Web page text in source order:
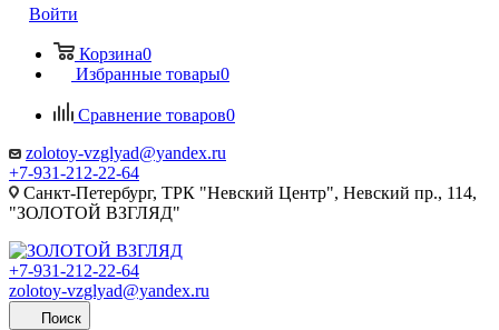
Войти
Корзина0
Избранные товары0
Сравнение товаров0
zolotoy-vzglyad@yandex.ru
+7-931-212-22-64
Санкт-Петербург, ТРК "Невский Центр", Невский пр., 114,
"ЗОЛОТОЙ ВЗГЛЯД"
+7-931-212-22-64
zolotoy-vzglyad@yandex.ru
Поиск